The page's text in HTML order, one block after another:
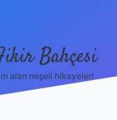
Bahçesi
alan neşeli hikayeler!